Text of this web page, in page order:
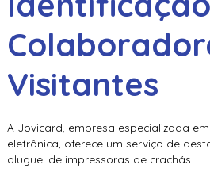
Visitantes
A Jovicard, empresa especializada
eletrônica, oferece um serviço de
aluguel de impressoras de crachás.